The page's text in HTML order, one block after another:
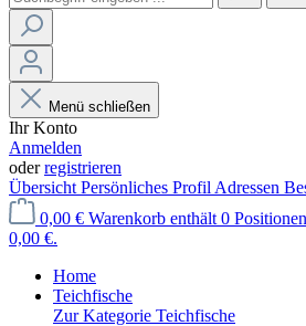
Menü schließen
Ihr Konto
Anmelden
oderregistrieren
Übersicht Persönliches Profil Adressen
0,00 € Warenkorb enthält 0
0,00 €.
Home
Teichfische
Zur Kategorie Teichfische